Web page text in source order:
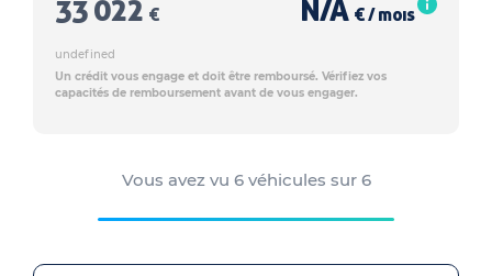
33 022 € N/A € / mois
undefined
Un crédit vous engage et doit être remboursé. Vérifiez vos
capacités de remboursement avant de vous engager.
Vous avez vu 6 véhicules sur 6